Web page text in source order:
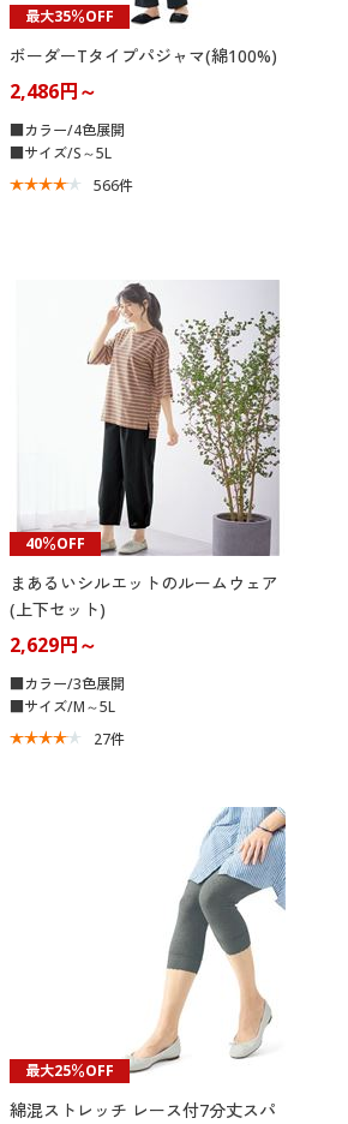
最大35％OFF
ボーダーTタイプパジャマ(綿100%)
2,486円～
■カラー/4色展開
■サイズ/S～5L
566件
40％OFF
まあるいシルエットのルームウェア
(上下セット)
2,629円～
■カラー/3色展開
■サイズ/M～5L
27件
最大25％OFF
綿混ストレッチ レース付7分丈スパ